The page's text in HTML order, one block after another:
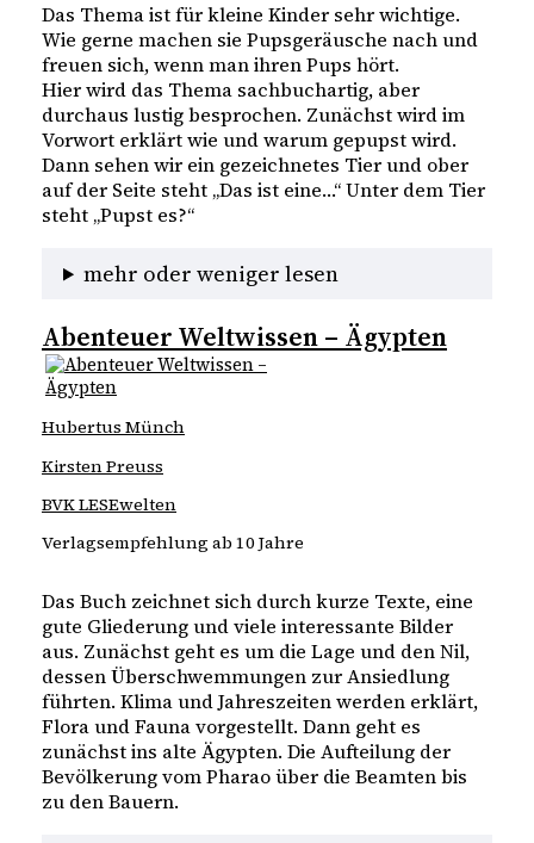
Das Thema ist für kleine Kinder sehr wichtige.
Wie gerne machen sie Pupsgeräusche nach und
freuen sich, wenn man ihren Pups hört.
Hier wird das Thema sachbuchartig, aber
durchaus lustig besprochen. Zunächst wird im
Vorwort erklärt wie und warum gepupst wird.
Dann sehen wir ein gezeichnetes Tier und ober
auf der Seite steht „Das ist eine…“ Unter dem Tier
steht „Pupst es?“
mehr oder weniger lesen
Abenteuer Weltwissen – Ägypten
Hubertus Münch
Kirsten Preuss
BVK LESEwelten
Verlagsempfehlung ab 10 Jahre
Das Buch zeichnet sich durch kurze Texte, eine
gute Gliederung und viele interessante Bilder
aus. Zunächst geht es um die Lage und den Nil,
dessen Überschwemmungen zur Ansiedlung
führten. Klima und Jahreszeiten werden erklärt,
Flora und Fauna vorgestellt. Dann geht es
zunächst ins alte Ägypten. Die Aufteilung der
Bevölkerung vom Pharao über die Beamten bis
zu den Bauern.